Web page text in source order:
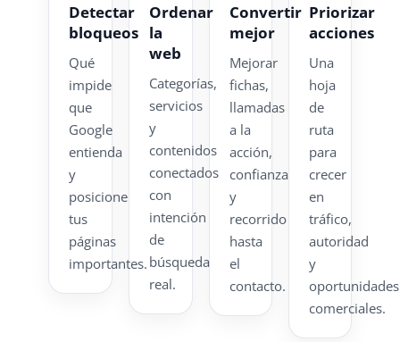
Detectar
bloqueos
Qué
impide
que
Google
entienda
y
posicione
tus
páginas
importantes.
Ordenar
la
web
Categorías,
servicios
y
contenidos
conectados
con
intención
de
búsqueda
real.
Convertir
mejor
Mejorar
fichas,
llamadas
a la
acción,
confianza
y
recorrido
hasta
el
contacto.
Priorizar
acciones
Una
hoja
de
ruta
para
crecer
en
tráfico,
autoridad
y
oportunidades
comerciales.